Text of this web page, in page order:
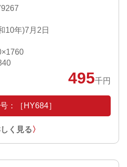
10年)7月2日
495千円
：［HY684］
く見る〉